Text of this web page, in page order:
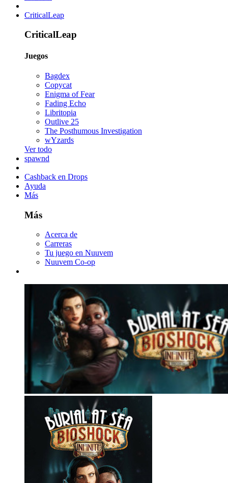
CriticalLeap
CriticalLeap
Juegos
Bagdex
Copycat
Enigma of Fear
Fading Echo
Libritopia
Outlive 25
The Posthumous Investigation
wYzards
Ver todo
spawnd
Cashback en Drops
Ayuda
Más
Más
Acerca de
Carreras
Tu juego en Nuuvem
Nuuvem Co-op